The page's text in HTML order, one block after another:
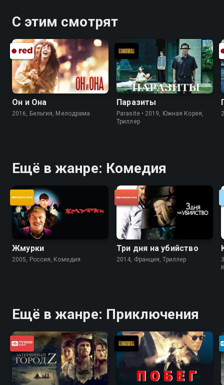
С этим смотрят
Он и Она
2016, Бельгия, Мелодрама
Паразиты
Parasite • 2019, Южная Корея,
Триллер
Ещё в жанре: Комедия
Жмурки
2005, Россия, Комедия
Три дня на убийство
2014, Франция, Триллер
Ещё в жанре: Приключения